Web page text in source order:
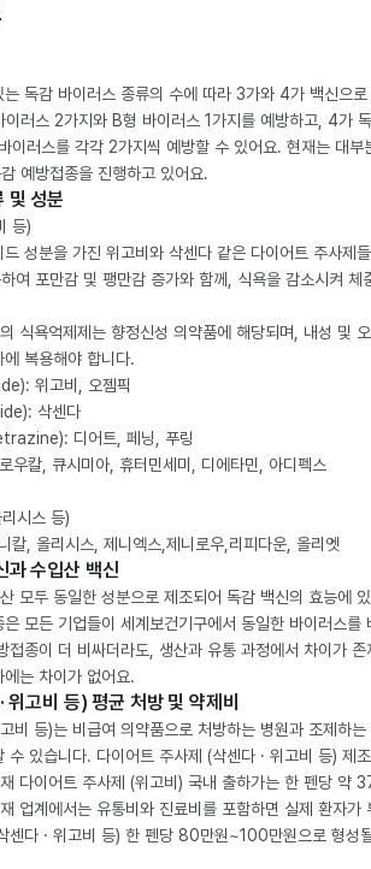
독감 바이러스 종류의 수에 따라 3가와 4가 백신으로
러스 2가지와 B형 바이러스 1가지를 예방하고, 4가
이러스를 각각 2가지씩 예방할 수 있어요. 현재는 대부
예방접종을 진행하고 있어요.
및 성분
등)
성분을 가진 위고비와 삭센다 같은 다이어트 주사제
여 포만감 및 팽만감 증가와 함께, 식욕을 감소시켜 체
식욕억제제는 향정신성 의약품에 해당되며, 내성 및
복용해야 합니다.
위고비, 오젬픽
삭센다
디어트, 페닝, 푸링
칼, 큐시미아, 휴터민세미, 디에타민, 아디펙스
시스 등)
, 올리시스, 제니엑스,제니로우,리피다운, 올리엣
과 수입산 백신
모두 동일한 성분으로 제조되어 독감 백신의 효능에
모든 기업들이 세계보건기구에서 동일한 바이러스를
접종이 더 비싸더라도, 생산과 유통 과정에서 차이가 존
는 차이가 없어요.
위고비 등) 평균 처방 및 약제비
비 등)는 비급여 의약품으로 처방하는 병원과 조제하는
수 있습니다. 다이어트 주사제 (삭센다 · 위고비 등) 제
다이어트 주사제 (위고비) 국내 출하가는 한 펜당 약
업계에서는 유통비와 진료비를 포함하면 실제 환자가
센다 · 위고비 등) 한 펜당 80만원~100만원으로 형성